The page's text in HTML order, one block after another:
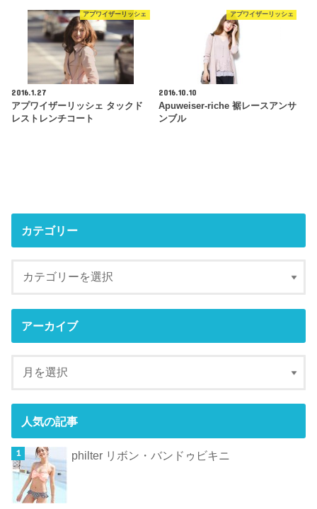
アプワイザーリッシェ
2016.1.27
アプワイザーリッシェ タックド
レストレンチコート
アプワイザーリッシェ
2016.10.10
Apuweiser-riche 裾レースアンサ
ンブル
カテゴリー
アーカイブ
人気の記事
philter リボン・バンドゥビキニ